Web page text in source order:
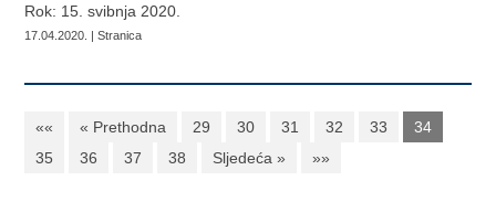
Rok: 15. svibnja 2020.
17.04.2020. | Stranica
«« « Prethodna 29 30 31 32 33
34
35
36 37 38 Sljedeća » »»